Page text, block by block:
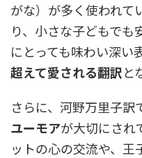
がな）が多く使われて
り、小さな子どもでも
にとっても味わい深い
超えて愛される翻訳と
さらに、河野万里子訳
ユーモアが大切にされ
ットの心の交流や、王